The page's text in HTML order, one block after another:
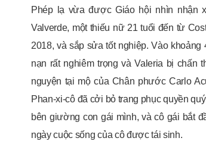
Phép lạ vừa được Giáo hội nhìn nhận
Valverde, một thiếu nữ 21 tuổi đến từ
2018, và sắp sửa tốt nghiệp. Vào
nạn rất nghiêm trọng và Valeria bị chấn
nguyện tại mộ của Chân phước Carlo
Phan-xi-cô đã cởi bỏ trang phục quyền
bên giường con gái mình, và cô gái bắt
ngày cuộc sống của cô được tái sinh.